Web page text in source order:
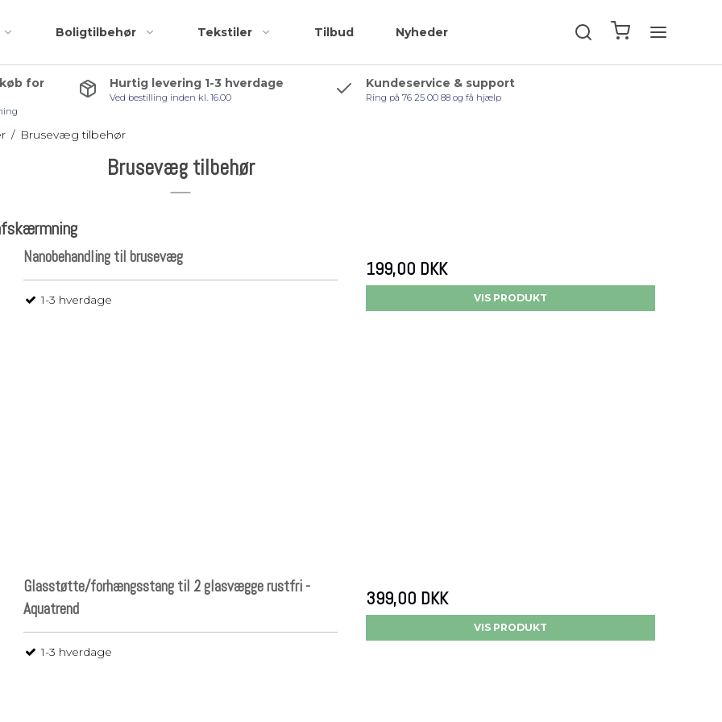
Badeforhæng
Bademåtter
Håndklæder
Accessories
Håndklædekroge
Boligtilbehør Tekstiler Tilbud Nyheder
for
Hurtig levering 1-3 hverdage
Ved bestilling inden kl. 16.00
Kundeservice & support
Ring på 76 25 00 88 og få hjælp
/ Brusevæg tilbehør
Brusevæg tilbehør
Nanobehandling til brusevæg
1-3 hverdage
199,00 DKK
VIS PRODUKT
Glasstøtte/forhængsstang til 2 glasvægge rustfri -
Aquatrend
1-3 hverdage
399,00 DKK
VIS PRODUKT